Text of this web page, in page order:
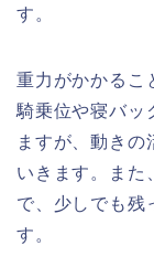
す。
重力がかかるこ
騎乗位や寝バッ
ますが、動きの
いきます。また
で、少しでも残
す。